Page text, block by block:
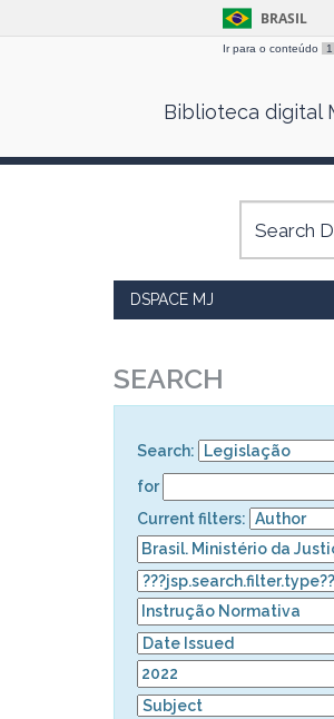
BRASIL
Ir para o conteúdo 1
Biblioteca digital
DSPACE MJ
SEARCH
Search:
for
Current filters: